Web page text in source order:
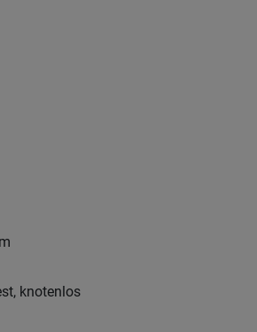
knotenlos